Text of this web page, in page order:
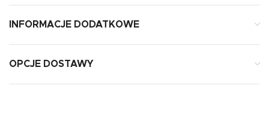
INFORMACJE DODATKOWE
OPCJE DOSTAWY